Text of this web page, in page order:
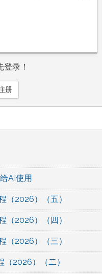
录！
册
AI使用
（2026）（五）
（2026）（四）
（2026）（三）
2026）（二）